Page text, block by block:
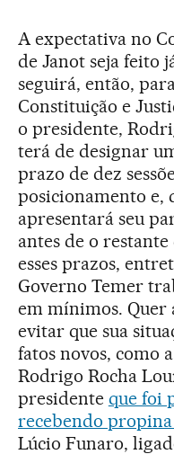
A expectativa no
de Janot seja feito
seguirá, então,
Constituição e
o presidente,
terá de designar
prazo de dez
posicionamento e,
apresentará seu
antes de o
esses prazos,
Governo Temer
em mínimos. Quer
evitar que sua
fatos novos, como
Rodrigo Rocha
presidente que foi
recebendo propina
Lúcio Funaro,